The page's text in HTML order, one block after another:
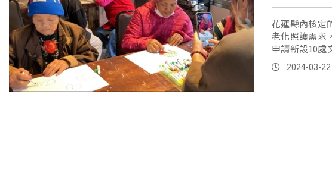
花蓮縣內核定
老化照護需求
申請新設10處
到部落文健站。
2024-03-